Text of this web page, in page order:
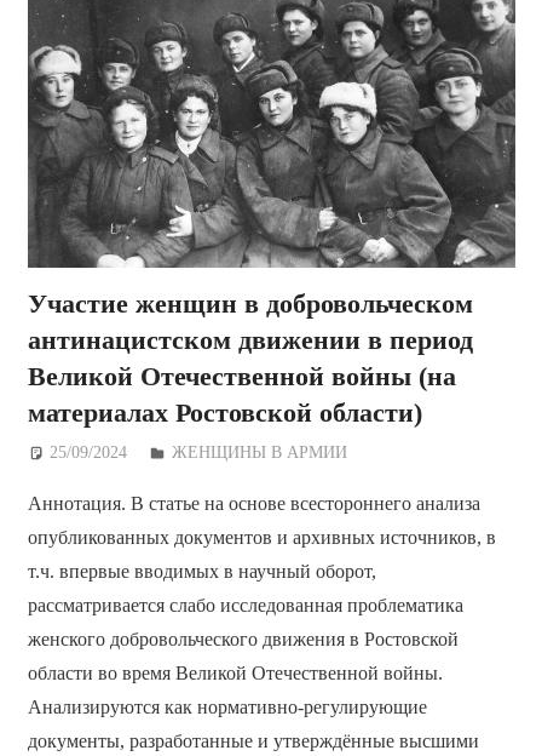
Участие женщин в добровольческом
антинацистском движении в период
Великой Отечественной войны (на
материалах Ростовской области)
25/09/2024 Дежурный по Редакции
ЖЕНЩИНЫ В АРМИИ
Аннотация. В статье на основе всестороннего анализа
опубликованных документов и архивных источников, в
т.ч. впервые вводимых в научный оборот,
рассматривается слабо исследованная проблематика
женского добровольческого движения в Ростовской
области во время Великой Отечественной войны.
Анализируются как нормативно-регулирующие
документы, разработанные и утверждённые высшими